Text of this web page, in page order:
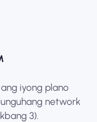
iyong plano
network
3).